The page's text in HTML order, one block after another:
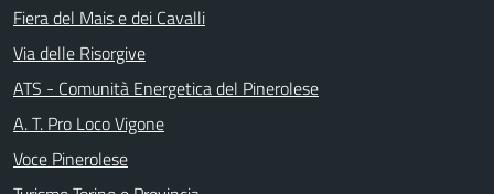
Fiera del Mais e dei Cavalli
Via delle Risorgive
ATS - Comunità Energetica del Pinerolese
A. T. Pro Loco Vigone
Voce Pinerolese